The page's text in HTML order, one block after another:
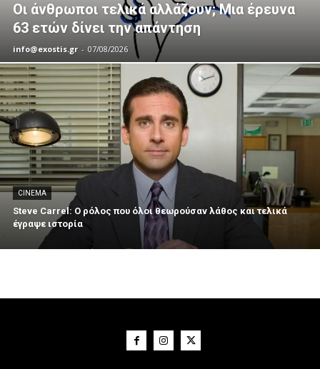
Οι άνθρωποι τελικά αλλάζουν; Μια έρευνα
63 ετών δίνει την απάντηση
info@exostis.gr - 07/08/2026
CINEMA
Steve Carrel: Ο ρόλος που όλοι θεωρούσαν λάθος και τελικά
έγραψε ιστορία